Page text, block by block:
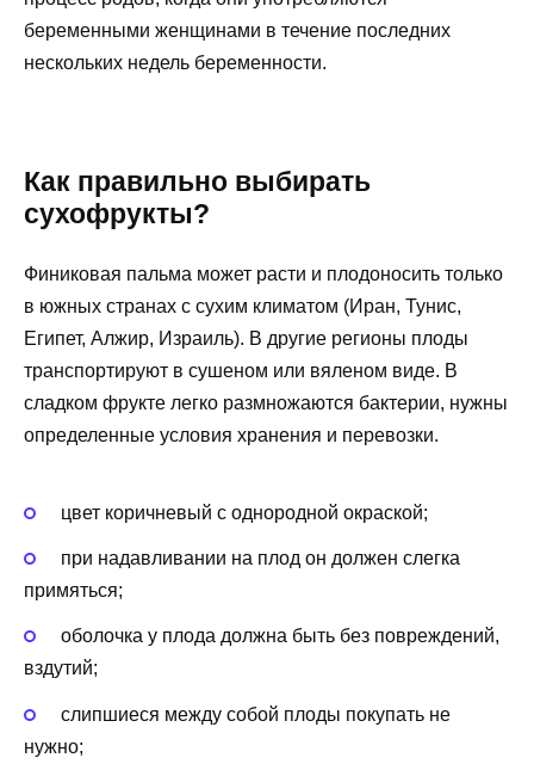
беременными женщинами в течение последних
нескольких недель беременности.
Как правильно выбирать
сухофрукты?
Финиковая пальма может расти и плодоносить только
в южных странах с сухим климатом (Иран, Тунис,
Египет, Алжир, Израиль). В другие регионы плоды
транспортируют в сушеном или вяленом виде. В
сладком фрукте легко размножаются бактерии, нужны
определенные условия хранения и перевозки.
цвет коричневый с однородной окраской;
при надавливании на плод он должен слегка
примяться;
оболочка у плода должна быть без повреждений,
вздутий;
слипшиеся между собой плоды покупать не
нужно;